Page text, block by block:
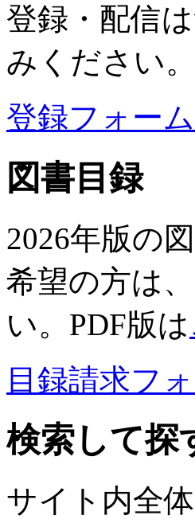
登録・配信
みください。
登録フォーム
図書目録
2026年版の
希望の方は
い。PDF版は
目録請求フ
検索して探
サイト内全